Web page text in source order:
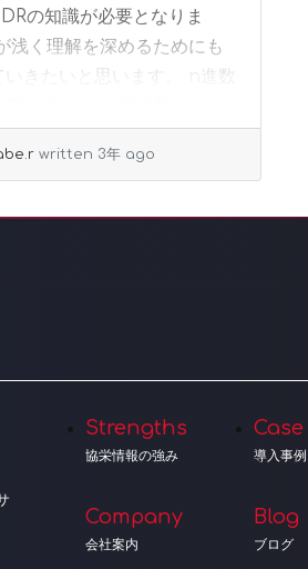
の知識が必要となりま
浅く理解を深めるためにも
いきたいと思います。 n進数
written 3年 ago
Strengths
協栄情報の強み
Company
会社案内
Case
導入事例
Blog
ブログ